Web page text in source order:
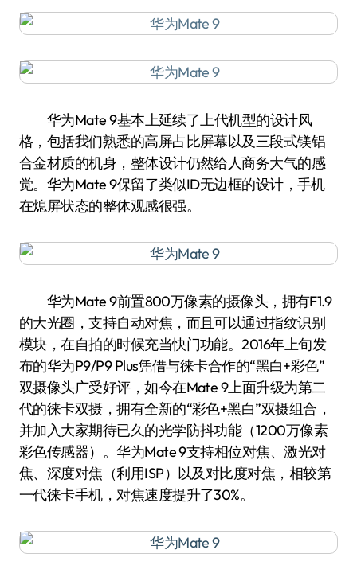
华为Mate 9基本上延续了上代机型的设计风
格，包括我们熟悉的高屏占比屏幕以及三段式镁铝
合金材质的机身，整体设计仍然给人商务大气的感
觉。华为Mate 9保留了类似ID无边框的设计，手机
在熄屏状态的整体观感很强。
华为Mate 9前置800万像素的摄像头，拥有F1.9
的大光圈，支持自动对焦，而且可以通过指纹识别
模块，在自拍的时候充当快门功能。2016年上旬发
布的华为P9/P9 Plus凭借与徕卡合作的“黑白+彩色”
双摄像头广受好评，如今在Mate 9上面升级为第二
代的徕卡双摄，拥有全新的“彩色+黑白”双摄组合，
并加入大家期待已久的光学防抖功能（1200万像素
彩色传感器）。华为Mate 9支持相位对焦、激光对
焦、深度对焦（利用ISP）以及对比度对焦，相较第
一代徕卡手机，对焦速度提升了30%。